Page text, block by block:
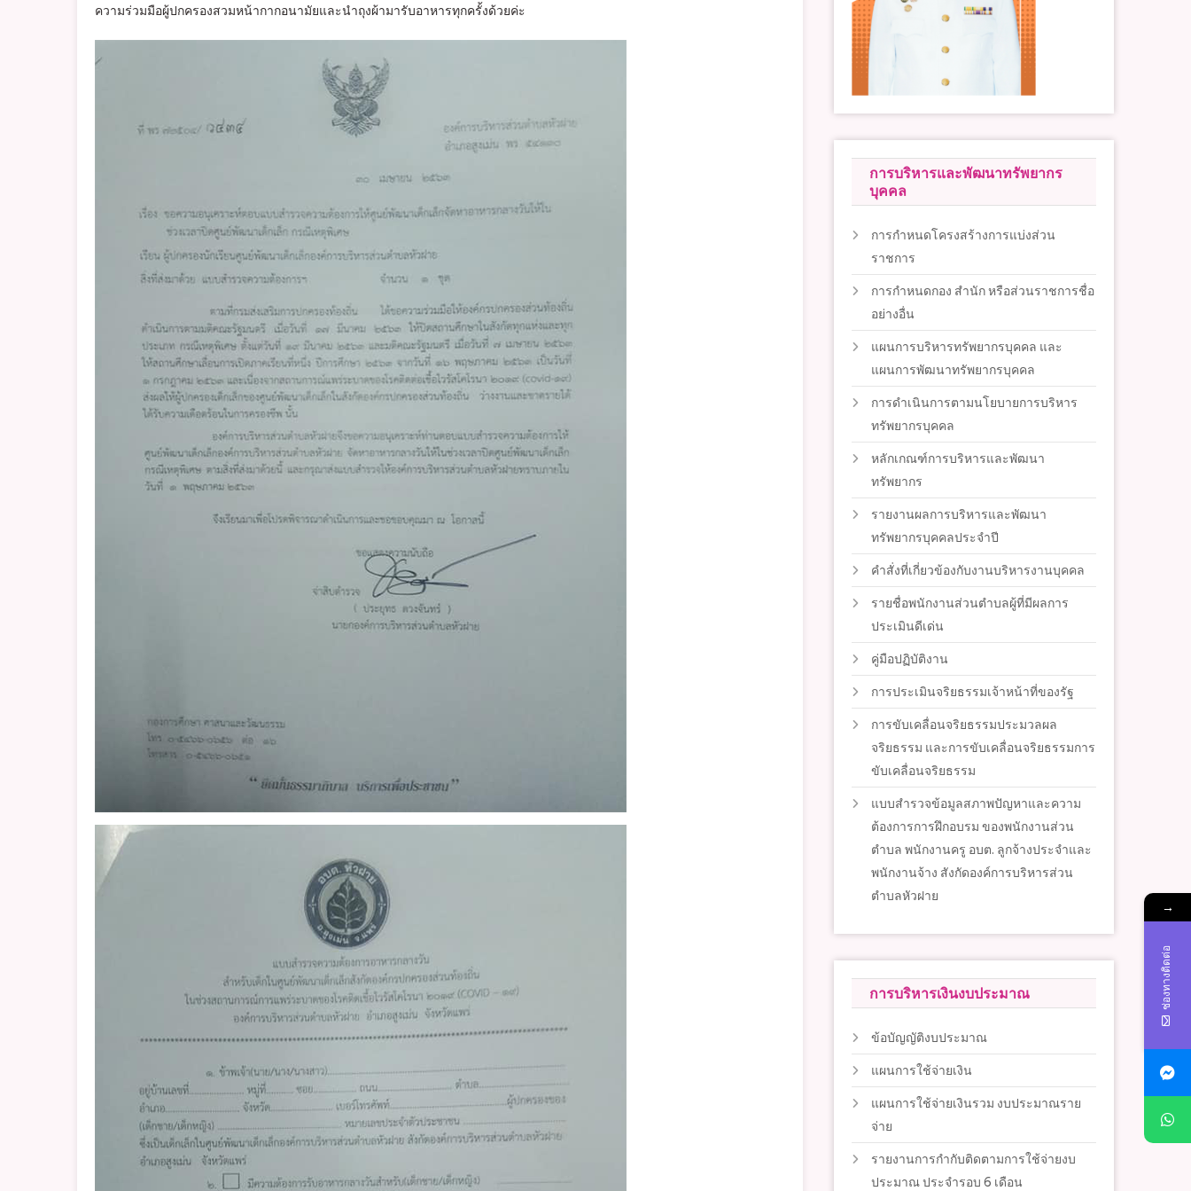
ความร่วมมือผู้ปกครองสวมหน้ากากอนามัยและนำถุงผ้ามารับอาหารทุกครั้งด้วยค่ะ
การบริหารและพัฒนาทรัพยากร
บุคคล
การกำหนดโครงสร้างการแบ่งส่วน
ราชการ
การกำหนดกอง สำนัก หรือส่วนราชการชื่อ
อย่างอื่น
แผนการบริหารทรัพยากรบุคคล และ
แผนการพัฒนาทรัพยากรบุคคล
การดำเนินการตามนโยบายการบริหาร
ทรัพยากรบุคคล
หลักเกณฑ์การบริหารและพัฒนา
ทรัพยากร
รายงานผลการบริหารและพัฒนา
ทรัพยากรบุคคลประจำปี
คำสั่งที่เกี่ยวข้องกับงานบริหารงานบุคคล
รายชื่อพนักงานส่วนตำบลผู้ที่มีผลการ
ประเมินดีเด่น
คู่มือปฏิบัติงาน
การประเมินจริยธรรมเจ้าหน้าที่ของรัฐ
การขับเคลื่อนจริยธรรมประมวลผล
จริยธรรม และการขับเคลื่อนจริยธรรมการ
ขับเคลื่อนจริยธรรม
แบบสำรวจข้อมูลสภาพปัญหาและความ
ต้องการการฝึกอบรม ของพนักงานส่วน
ตำบล พนักงานครู อบต. ลูกจ้างประจำและ
พนักงานจ้าง สังกัดองค์การบริหารส่วน
ตำบลหัวฝาย
การบริหารเงินงบประมาณ
ข้อบัญญัติงบประมาณ
แผนการใช้จ่ายเงิน
แผนการใช้จ่ายเงินรวม งบประมาณราย
จ่าย
รายงานการกำกับติดตามการใช้จ่ายงบ
ประมาณ ประจำรอบ 6 เดือน
→
ช่องทางติดต่อ